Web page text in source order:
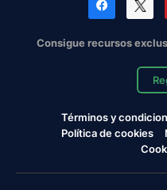
Consigue recursos
Términos y
Política de cookies